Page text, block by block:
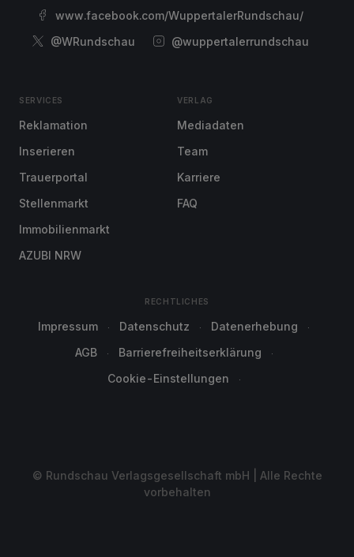
www.facebook.com/WuppertalerRundschau/
@WRundschau
@wuppertalerrundschau
SERVICES
Reklamation
Inserieren
Trauerportal
Stellenmarkt
Immobilienmarkt
AZUBI NRW
VERLAG
Mediadaten
Team
Karriere
FAQ
RECHTLICHES
Impressum Datenschutz
Datenerhebung
AGB
Barrierefreiheitserklärung
Cookie-Einstellungen
© Rundschau Verlagsgesellschaft mbH | Alle Rechte
vorbehalten